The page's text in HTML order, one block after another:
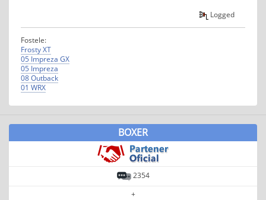
Logged
Fostele:
Frosty XT
05 Impreza GX
05 Impreza
08 Outback
01 WRX
BOXER
2354
+